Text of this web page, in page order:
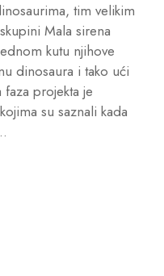
tim velikim
Mala sirena
kutu njihove
dinosaura i tako ući
faza projekta je
su saznali kada